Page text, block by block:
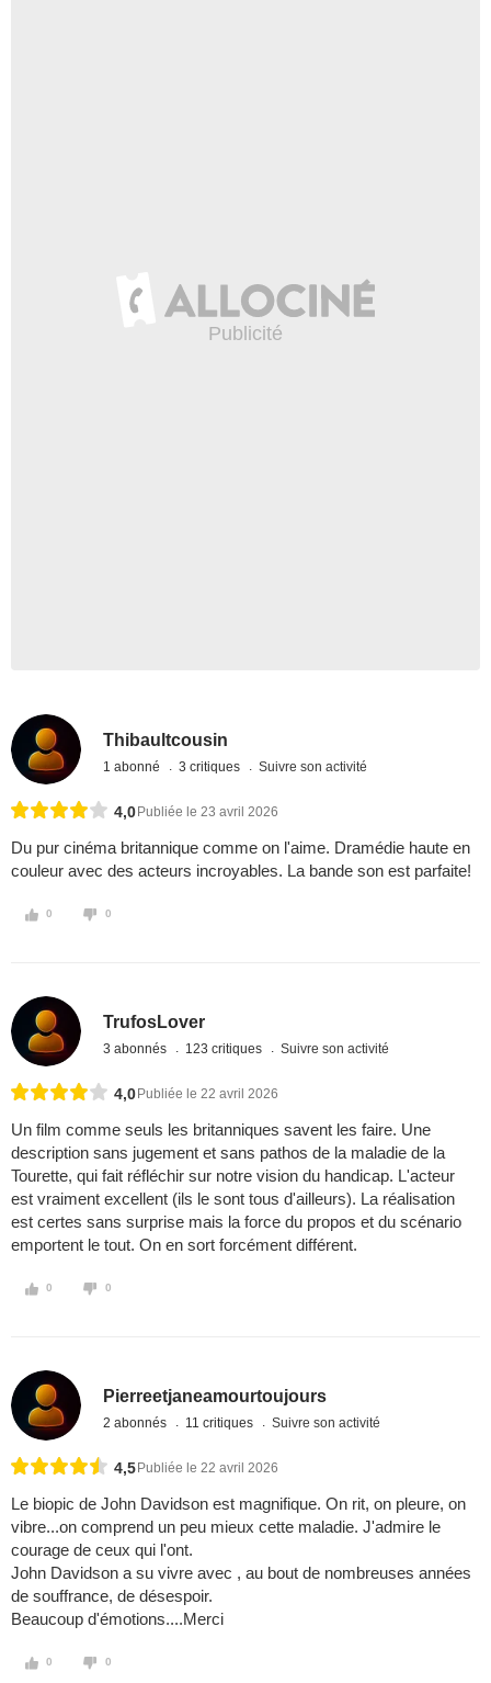
Thibaultcousin
1 abonné 3 critiques Suivre son activité
4,0 Publiée le 23 avril 2026
Du pur cinéma britannique comme on l'aime. Dramédie haute en
couleur avec des acteurs incroyables. La bande son est parfaite!
0 0
TrufosLover
3 abonnés 123 critiques Suivre son activité
4,0 Publiée le 22 avril 2026
Un film comme seuls les britanniques savent les faire. Une
description sans jugement et sans pathos de la maladie de la
Tourette, qui fait réfléchir sur notre vision du handicap. L'acteur
est vraiment excellent (ils le sont tous d'ailleurs). La réalisation
est certes sans surprise mais la force du propos et du scénario
emportent le tout. On en sort forcément différent.
0 0
Pierreetjaneamourtoujours
2 abonnés 11 critiques Suivre son activité
4,5 Publiée le 22 avril 2026
Le biopic de John Davidson est magnifique. On rit, on pleure, on
vibre...on comprend un peu mieux cette maladie. J'admire le
courage de ceux qui l'ont.
John Davidson a su vivre avec , au bout de nombreuses années
de souffrance, de désespoir.
Beaucoup d'émotions....Merci
0 0